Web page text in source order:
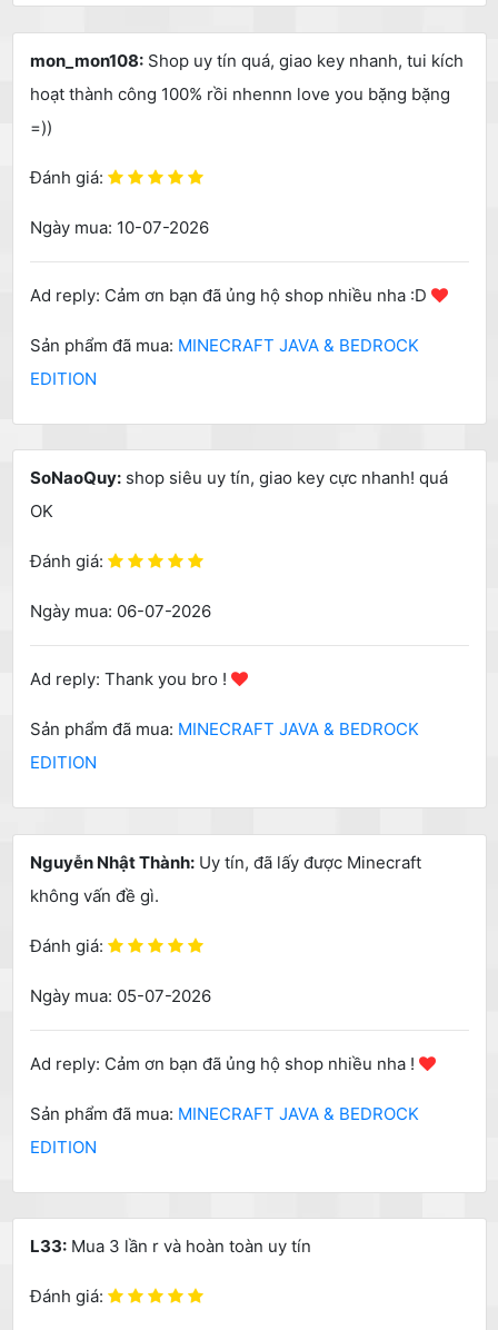
mon_mon108:Shop uy tín quá, giao key nhanh, tui kích
hoạt thành công 100% rồi nhennn love you bặng bặng
=))
Đánh giá:
Ngày mua: 10-07-2026
Ad reply: Cảm ơn bạn đã ủng hộ shop nhiều nha :D
Sản phẩm đã mua: MINECRAFT JAVA & BEDROCK
EDITION
SoNaoQuy:shop siêu uy tín, giao key cực nhanh! quá
OK
Đánh giá:
Ngày mua: 06-07-2026
Ad reply: Thank you bro !
Sản phẩm đã mua: MINECRAFT JAVA & BEDROCK
EDITION
Nguyễn Nhật Thành:Uy tín, đã lấy được Minecraft
không vấn đề gì.
Đánh giá:
Ngày mua: 05-07-2026
Ad reply: Cảm ơn bạn đã ủng hộ shop nhiều nha !
Sản phẩm đã mua: MINECRAFT JAVA & BEDROCK
EDITION
L33:Mua 3 lần r và hoàn toàn uy tín
Đánh giá: